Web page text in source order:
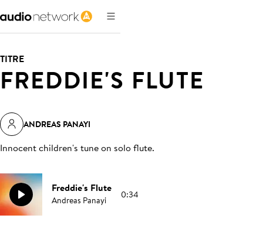
TITRE
FREDDIE'S FLUTE
ANDREAS PANAYI
Innocent children's tune on solo flute.
Freddie's Flute
Andreas Panayi 0:34